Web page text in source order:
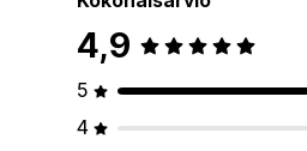
4,9
5
4